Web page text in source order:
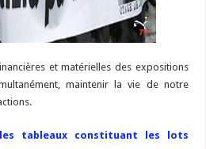
et matérielles des expositions
maintenir la vie de notre
tableaux constituant les lots